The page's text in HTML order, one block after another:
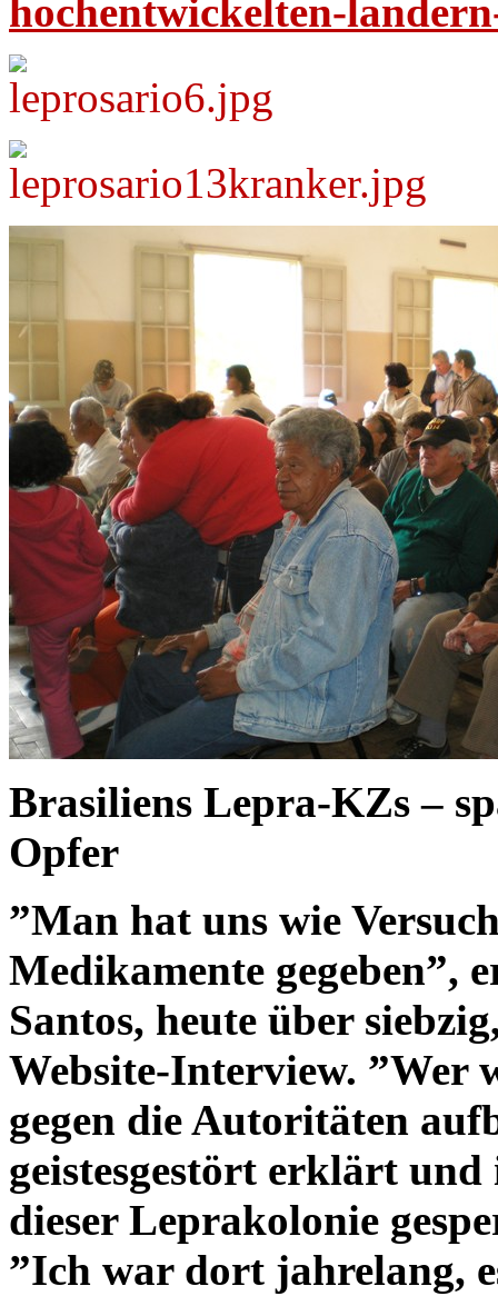
hochentwickelten-
Brasiliens Lepra-KZs –
Opfer
”Man hat uns wie
Medikamente gegeben”,
Santos, heute über
Website-Interview. ”Wer
gegen die Autoritäten
geistesgestört erklärt
dieser Leprakolonie
”Ich war dort jahrelang,